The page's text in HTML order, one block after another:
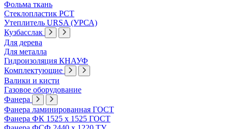
Фольма ткань
Стеклопластик РСТ
Утеплитель URSA (УРСА)
Кузбасслак
Для дерева
Для металла
Гидроизоляция КНАУФ
Комплектующие
Валики и кисти
Газовое оборудование
Фанера
Фанера ламинированная ГОСТ
Фанера ФК 1525 х 1525 ГОСТ